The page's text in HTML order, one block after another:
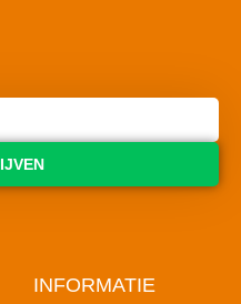
INFORMATIE